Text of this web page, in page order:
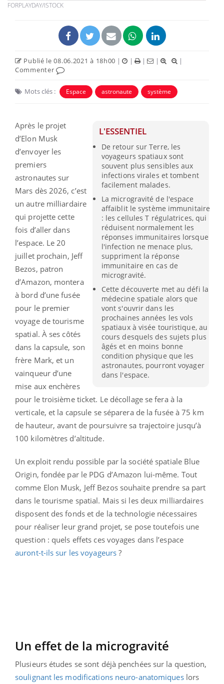
FORPLAYDAY/ISTOCK
Publié le 08.06.2021 à 18h00 | | | |
|
Commenter
Mots clés : Espace astronaute système
L'ESSENTIEL
De retour sur Terre, les
voyageurs spatiaux sont
souvent plus sensibles aux
infections virales et tombent
facilement malades.
La microgravité de l'espace
affaiblit le système immunitaire
: les cellules T régulatrices, qui
réduisent normalement les
réponses immunitaires lorsque
l'infection ne menace plus,
suppriment la réponse
immunitaire en cas de
microgravité.
Cette découverte met au défi la
médecine spatiale alors que
vont s'ouvrir dans les
prochaines années les vols
spatiaux à visée touristique, au
cours desquels des sujets plus
âgés et en moins bonne
condition physique que les
astronautes, pourront voyager
dans l'espace.
Après le projet
d’Elon Musk
d’envoyer les
premiers
astronautes sur
Mars dès 2026, c’est
un autre milliardaire
qui projette cette
fois d’aller dans
l’espace. Le 20
juillet prochain, Jeff
Bezos, patron
d’Amazon, montera
à bord d’une fusée
pour le premier
voyage de tourisme
spatial. À ses côtés
dans la capsule, son
frère Mark, et un
vainqueur d’une
mise aux enchères
pour le troisième ticket. Le décollage se fera à la
verticale, et la capsule se séparera de la fusée à 75 km
de hauteur, avant de poursuivre sa trajectoire jusqu’à
100 kilomètres d’altitude.
Un exploit rendu possible par la société spatiale Blue
Origin, fondée par le PDG d’Amazon lui-même. Tout
comme Elon Musk, Jeff Bezos souhaite prendre sa part
dans le tourisme spatial. Mais si les deux milliardaires
disposent des fonds et de la technologie nécessaires
pour réaliser leur grand projet, se pose toutefois une
question : quels effets ces voyages dans l’espace
auront-t-ils sur les voyageurs ?
Un effet de la microgravité
Plusieurs études se sont déjà penchées sur la question,
soulignant les modifications neuro-anatomiqueslors